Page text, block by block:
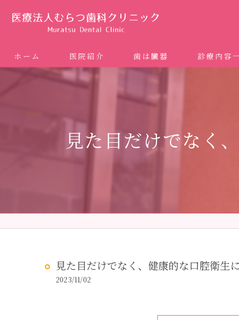
ホーム 医院紹介 歯は臓器 診療内容
矯正歯科 (イ
ホワイトニング
予防歯科 (メ
見た目だけでなく
見た目だけでなく、健康的な口腔衛生
2023/11/02